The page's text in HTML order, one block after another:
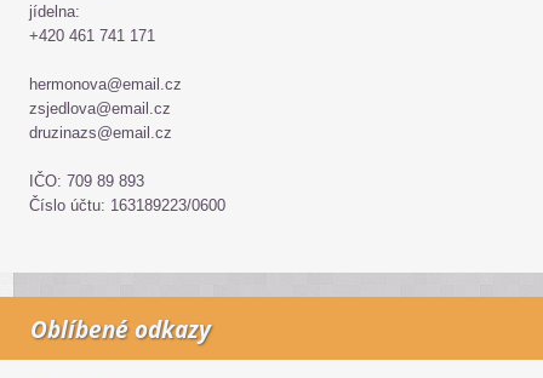
jídelna:
+420 461 741 171
hermonova@email.cz
zsjedlova@email.cz
druzinazs@email.cz
IČO: 709 89 893
Číslo účtu: 163189223/0600
Oblíbené odkazy